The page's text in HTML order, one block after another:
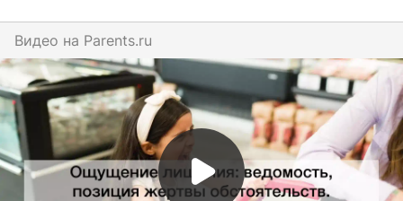
Видео на parents.ru